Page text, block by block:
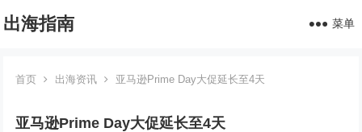
出海指南 菜单
首页 出海资讯 亚马逊Prime Day大促延长至4天
亚马逊Prime Day大促延长至4天